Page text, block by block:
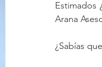
Estimados
Arana
¿Sabías